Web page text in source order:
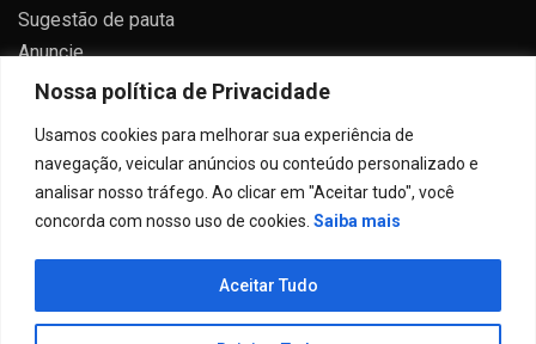
Nossa política de Privacidade
Usamos cookies para melhorar sua experiência de
navegação, veicular anúncios ou conteúdo personalizado e
analisar nosso tráfego. Ao clicar em "Aceitar tudo", você
concorda com nosso uso de cookies. Saiba mais
Aceitar Tudo
Sugestão de pauta
Anuncie
Contato
Todos direitos reservados 2024.
Proudly powered by WordPress|Theme: Allure News